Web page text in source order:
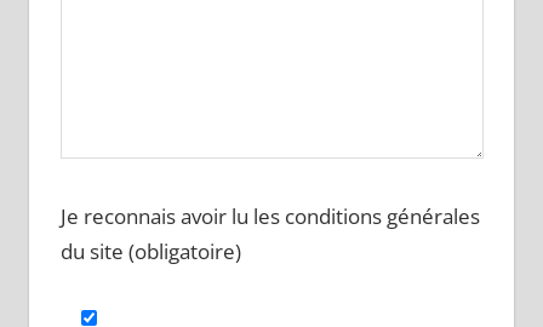
Je reconnais avoir lu les conditions générales
du site (obligatoire)